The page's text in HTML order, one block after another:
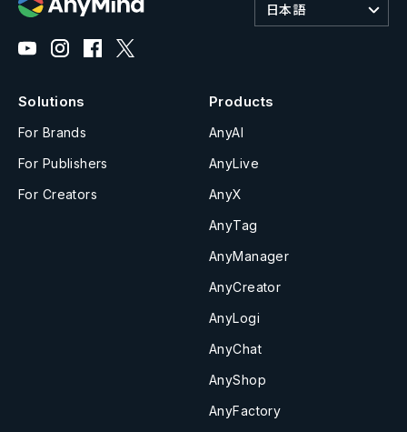
日本語
Solutions
For Brands
For Publishers
For Creators
Products
AnyAI
AnyLive
AnyX
AnyTag
AnyManager
AnyCreator
AnyLogi
AnyChat
AnyShop
AnyFactory